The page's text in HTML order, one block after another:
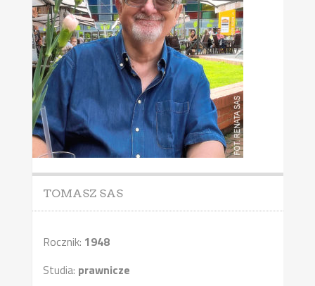
TOMASZ SAS
Rocznik: 1948
Studia: prawnicze